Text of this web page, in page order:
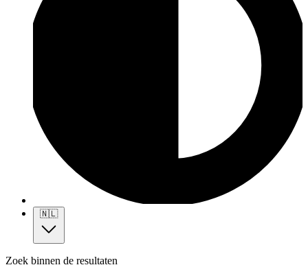
🇳🇱
Zoek binnen de resultaten